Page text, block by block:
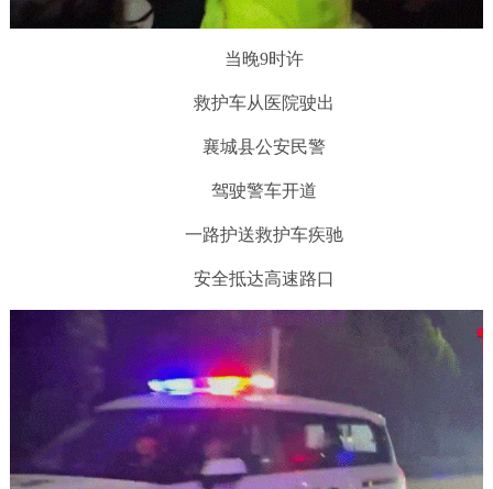
当晚9时许
救护车从医院驶出
襄城县公安民警
驾驶警车开道
一路护送救护车疾驰
安全抵达高速路口